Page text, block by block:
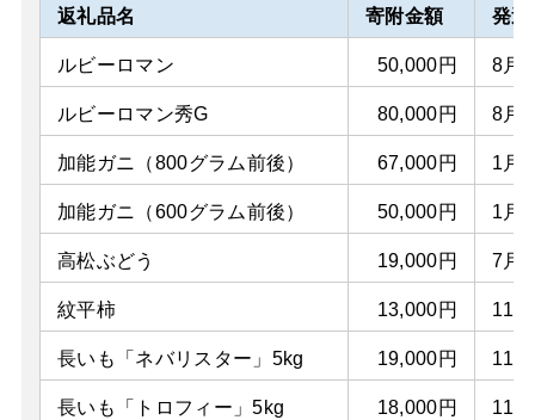
返礼品名 寄附金額 発送
ルビーロマン 50,000円 8月
ルビーロマン秀G 80,000円 8月
加能ガニ（800グラム前後） 67,000円 1月
加能ガニ（600グラム前後） 50,000円 1月
高松ぶどう 19,000円 7月
紋平柿 13,000円 11
長いも「ネバリスター」5kg 19,000円 11
長いも「トロフィー」5kg 18,000円 11